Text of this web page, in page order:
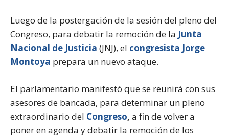
Luego de la postergación de la sesión del pleno del
Congreso, para debatir la remoción de la Junta
Nacional de Justicia (JNJ), el congresista Jorge
Montoya prepara un nuevo ataque.
El parlamentario manifestó que se reunirá con sus
asesores de bancada, para determinar un pleno
extraordinario del Congreso, a fin de volver a
poner en agenda y debatir la remoción de los